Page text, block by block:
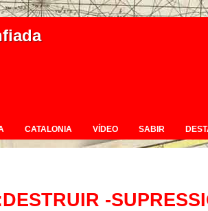
CATALONIA VÍDEO SABIR
-